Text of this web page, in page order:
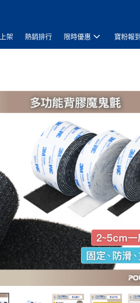
架 熱銷排行 限時優惠 寶粉報到